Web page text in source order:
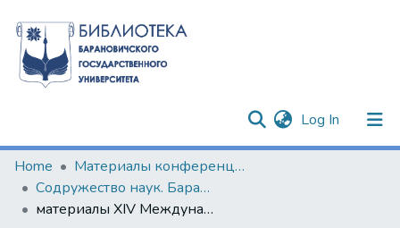
Log In (current)
Communities & Collections
All of DSpace
Home
Материалы конференций и семинаров
Содружество наук. Барановичи-2018
материалы XIV Международной научно-практической конференции молодых исследователей, Барановичи, 17 мая 2018 г. Часть 1